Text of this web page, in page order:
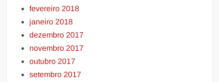
fevereiro 2018
janeiro 2018
dezembro 2017
novembro 2017
outubro 2017
setembro 2017